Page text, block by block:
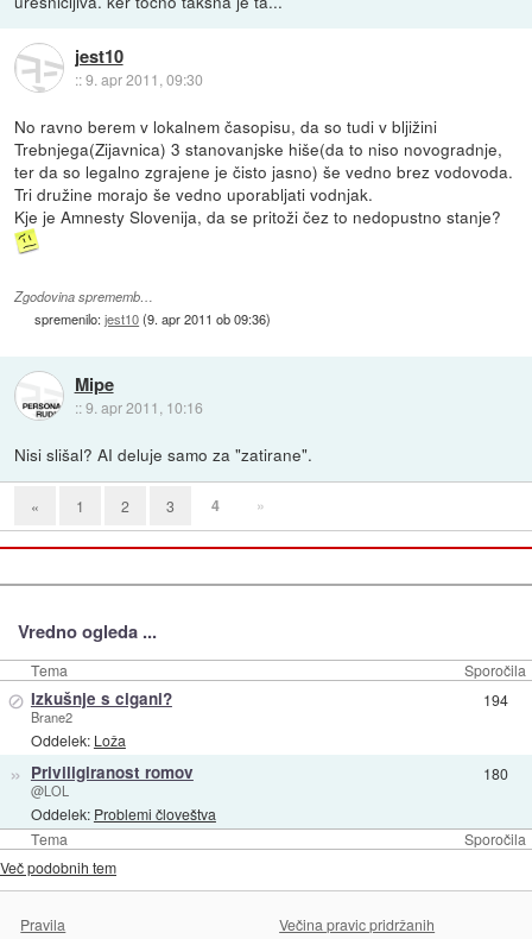
jest10
::9. apr 2011, 09:30
No ravno berem v lokalnem časopisu, da so tudi v bljižini
Trebnjega(Zijavnica) 3 stanovanjske hiše(da to niso novogradnje,
ter da so legalno zgrajene je čisto jasno) še vedno brez vodovoda.
Tri družine morajo še vedno uporabljati vodnjak.
Kje je Amnesty Slovenija, da se pritoži čez to nedopustno stanje?
Zgodovina sprememb…
spremenilo:jest10(9. apr 2011 ob 09:36)
Mipe
::9. apr 2011, 10:16
Nisi slišal? AI deluje samo za "zatirane".
« 1 2 3 4 »
Vredno ogleda ...
Tema Sporočila
Tema Sporočila
⊘ Izkušnje s cigani?
Brane2
Oddelek: Loža
194
» Priviligiranost romov
@LOL
Oddelek: Problemi človeštva
180
Več podobnih tem
Pravila Večina pravic pridržanih